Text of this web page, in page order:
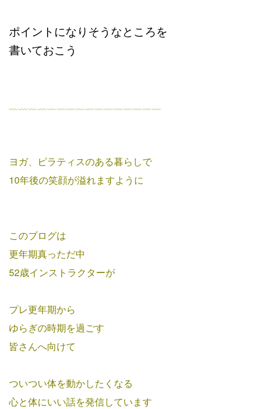
ポイントになりそうなところを
書いておこう
﹏﹏﹏﹏﹏﹏﹏﹏﹏﹏﹏﹏﹏﹏﹏﹏
ヨガ、ピラティスのある暮らしで
10年後の笑顔が溢れますように
このブログは
更年期真っただ中
52歳インストラクターが
プレ更年期から
ゆらぎの時期を過ごす
皆さんへ向けて
ついつい体を動かしたくなる
心と体にいい話を発信しています